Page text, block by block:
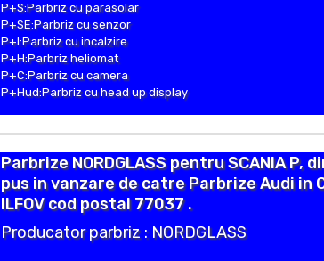
P+S:Parbriz cu parasolar
P+SE:Parbriz cu senzor
P+I:Parbriz cu incalzire
P+H:Parbriz heliomat
P+C:Parbriz cu camera
P+Hud:Parbriz cu head up display
Parbrize NORDGLASS pentru SCANIA P,
pus in vanzare de catre Parbrize Audi in
ILFOV cod postal 77037 .
Producator parbriz : NORDGLASS